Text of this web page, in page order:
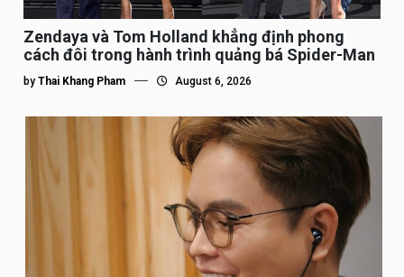
Zendaya và Tom Holland khẳng định phong
cách đôi trong hành trình quảng bá Spider-Man
by Thai Khang Pham August 6, 2026